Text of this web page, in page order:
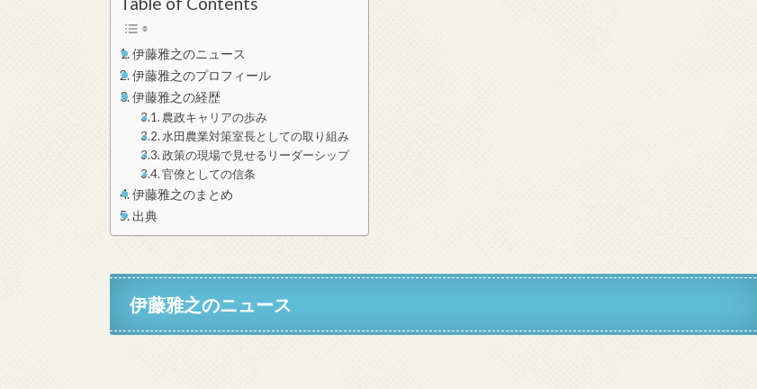
伊藤雅之のニュース
伊藤雅之のプロフィール
伊藤雅之の経歴
農政キャリアの歩み
水田農業対策室長としての取り組み
政策の現場で見せるリーダーシップ
官僚としての信条
伊藤雅之のまとめ
出典
伊藤雅之のニュース